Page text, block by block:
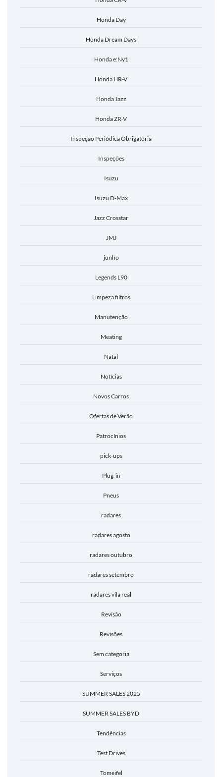
Honda Day
Honda Dream Days
Honda e:Ny1
Honda HR-V
Honda Jazz
Honda ZR-V
Inspeção Periódica Obrigatória
Inspeções
Isuzu
Isuzu D-Max
Jazz Crosstar
JMJ
junho
Legends L90
Limpeza filtros
Manutenção
Meating
Natal
Notícias
Novos Carros
Ofertas de Verão
Patrocínios
pick-ups
Plug-in
Pneus
radares
radares agosto
radares outubro
radares setembro
radares vila real
Revisão
Revisões
Sem categoria
Serviços
SUMMER SALES 2025
SUMMER SALES BYD
Tendências
Test Drives
Tomeifel